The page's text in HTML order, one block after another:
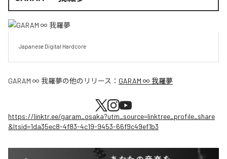
Japanese Digital Hardcore
GARAM ∞ 我羅夢の他のリリース： GARAM ∞ 我羅夢
https://linktr.ee/garam_osaka?utm_source=linktree_profile_share
&ltsid=1da35ec8-4f83-4c19-9453-66f9c49ef1b3